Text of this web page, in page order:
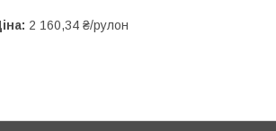
2 160,34 ₴/рулон